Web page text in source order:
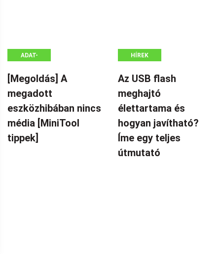
ADAT-
TIPPEK
[Megoldás] A
megadott
eszközhibában nincs
média [MiniTool
tippek]
HÍREK
Az USB flash
meghajtó
élettartama és
hogyan javítható?
Íme egy teljes
útmutató